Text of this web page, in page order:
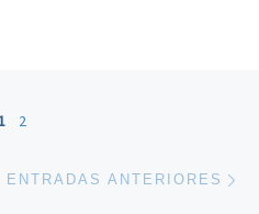
2
ENTRADAS ANTERIORES